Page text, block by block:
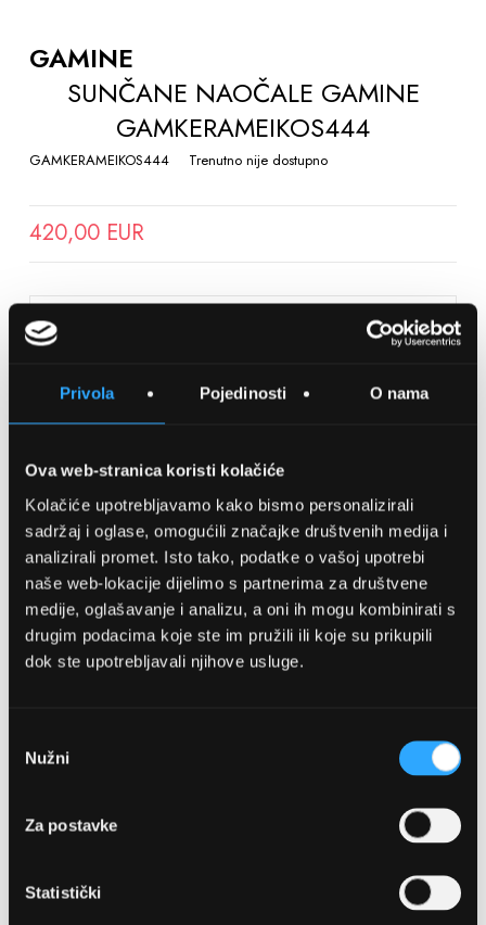
Privola Pojedinosti O nama
Ova web-stranica koristi kolačiće
Kolačiće upotrebljavamo kako bismo personalizirali
sadržaj i oglase, omogućili značajke društvenih medija i
analizirali promet. Isto tako, podatke o vašoj upotrebi
naše web-lokacije dijelimo s partnerima za društvene
medije, oglašavanje i analizu, a oni ih mogu kombinirati s
drugim podacima koje ste im pružili ili koje su prikupili
dok ste upotrebljavali njihove usluge.
pristanka
Nužni
Za postavke
Statistički
THE
BEGINNING
GALLERY
GAMINE
SUNČANE NAOČALE GAMINE
GAMKERAMEIKOS444
GAMKERAMEIKOS444 Trenutno nije dostupno
420,00 EUR
SPREMITE NA LISTU ŽELJA
Detalji
OPTIKA NJEGO, POSLOVNICA 1